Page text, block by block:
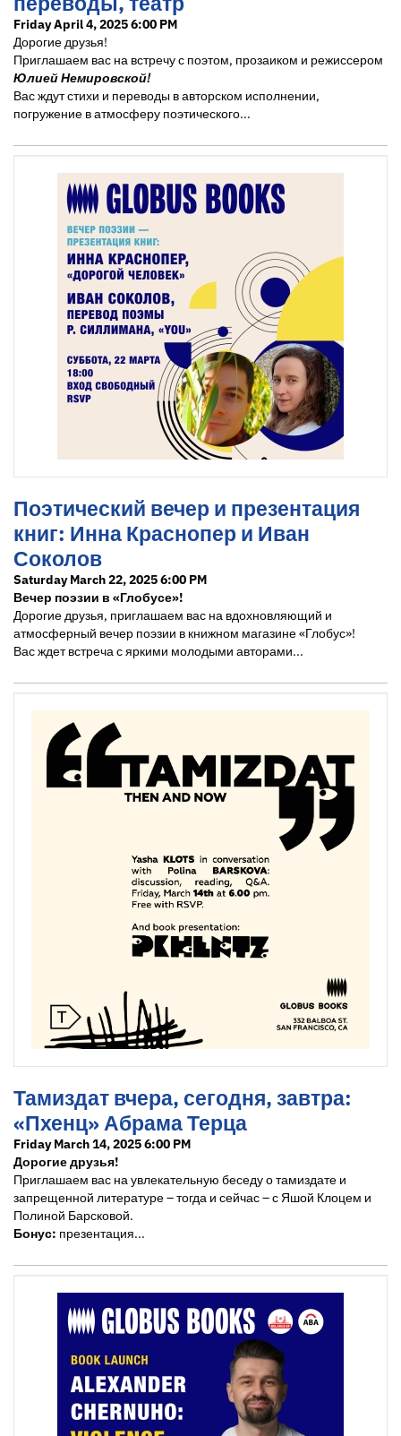
Friday April 4, 2025 6:00 PM
Дорогие друзья!
Приглашаем вас на встречу с поэтом, прозаиком и режиссером
Юлией Немировской!
Вас ждут стихи и переводы в авторском исполнении,
погружение в атмосферу поэтического...
Поэтический вечер и презентация
книг: Инна Краснопер и Иван
Соколов
Saturday March 22, 2025 6:00 PM
Вечер поэзии в «Глобусе»!
Дорогие друзья, приглашаем вас на вдохновляющий и
атмосферный вечер поэзии в книжном магазине «Глобус»!
Вас ждет встреча с яркими молодыми авторами...
Тамиздат вчера, сегодня, завтра:
«Пхенц» Абрама Терца
Friday March 14, 2025 6:00 PM
Дорогие друзья!
Приглашаем вас на увлекательную беседу о тамиздате и
запрещенной литературе – тогда и сейчас – с Яшой Клоцем и
Полиной Барсковой.
Бонус: презентация...